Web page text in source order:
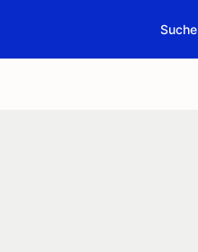
Suche